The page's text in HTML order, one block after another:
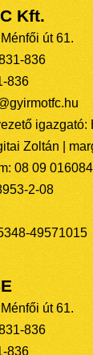
Kft.
út 61.
836
836
igazgató:
Zoltán |
08 09 016084
2-08
49571015
út 61.
836
836